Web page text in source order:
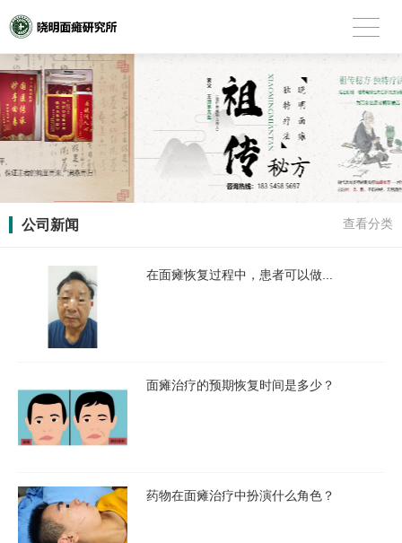
公司新闻 查看分类
在面瘫恢复过程中，患者可以做...
面瘫治疗的预期恢复时间是多少？
药物在面瘫治疗中扮演什么角色？